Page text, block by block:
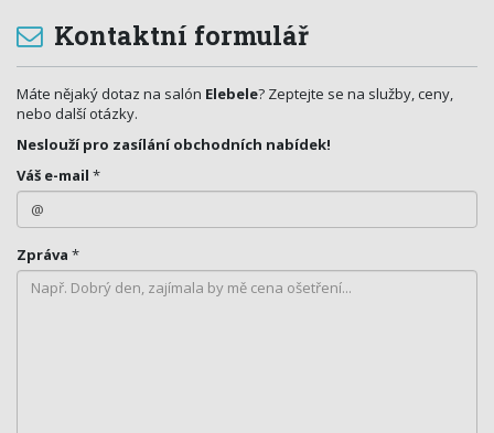
Kontaktní formulář
Máte nějaký dotaz na salón Elebele? Zeptejte se na služby, ceny,
nebo další otázky.
Neslouží pro zasílání obchodních nabídek!
Váš e-mail *
Zpráva *